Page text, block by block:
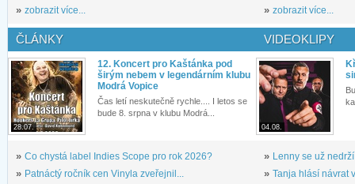
» zobrazit více... » zobrazit více...
ČLÁNKY
28.07.
12. Koncert pro Kaštánka pod
širým nebem v legendárním klubu
Modrá Vopice
Čas letí neskutečně rychle.... I letos se
bude 8. srpna v klubu Modrá...
» Co chystá label Indies Scope pro rok 2026?
» Patnáctý ročník cen Vinyla zveřejnil...
VIDEOKLIPY
04.08.
» Lenny se už
» Tanja hlásí návrat